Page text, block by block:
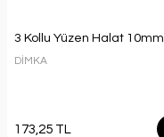
3 Kollu Yüzen Halat 10mm
DİMKA
173,25 TL